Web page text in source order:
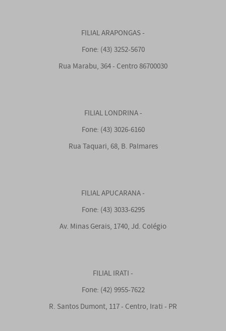
FILIAL ARAPONGAS -
Fone: (43) 3252-5670
Rua Marabu, 364 - Centro 86700030
FILIAL LONDRINA -
Fone: (43) 3026-6160
Rua Taquari, 68, B. Palmares
FILIAL APUCARANA -
Fone: (43) 3033-6295
Av. Minas Gerais, 1740, Jd. Colégio
FILIAL IRATI -
Fone: (42) 9955-7622
R. Santos Dumont, 117 - Centro, Irati - PR